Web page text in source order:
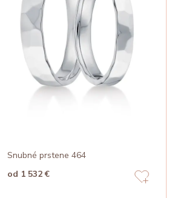
Snubné prstene 464
od 1 532 €